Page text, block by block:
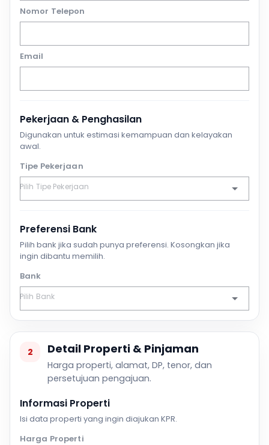
Nomor Telepon
Email
Pekerjaan & Penghasilan
Digunakan untuk estimasi kemampuan dan kelayakan
awal.
Tipe Pekerjaan
Preferensi Bank
Pilih bank jika sudah punya preferensi. Kosongkan jika
ingin dibantu memilih.
Bank
2 Detail Properti & Pinjaman
Harga properti, alamat, DP, tenor, dan
persetujuan pengajuan.
Informasi Properti
Isi data properti yang ingin diajukan KPR.
Harga Properti